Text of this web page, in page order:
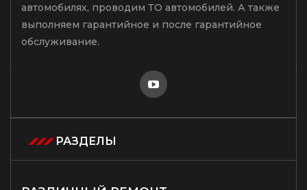
автомобилях, проводим ТО автомобилей. А также
выполняем гарантийное и после гарантийное
обслуживание.
РАЗДЕЛЫ